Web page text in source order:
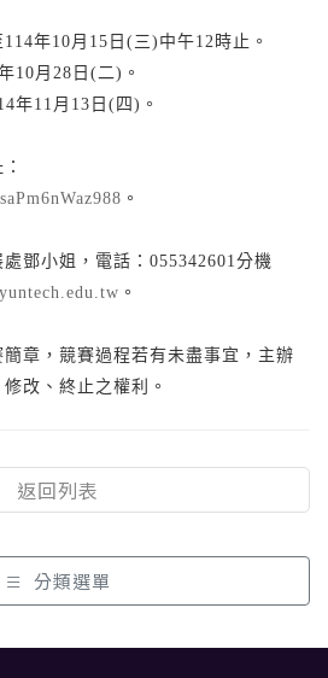
分類選單
年10月15日(三)中午12時止。
10月28日(二)。
年11月13日(四)。
。
鄧小姐，電話：055342601分機
。
章，競賽過程若有未盡事宜，主辦
改、終止之權利。
返回列表